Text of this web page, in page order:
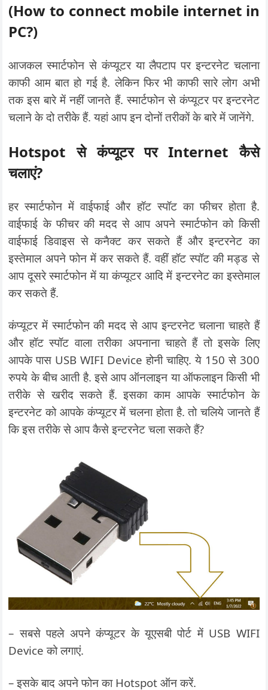
(How to connect mobile internet in
PC?)
आजकल स्मार्टफोन से कंप्यूटर या लैपटाप पर इन्टरनेट चलाना
काफी आम बात हो गई है. लेकिन फिर भी काफी सारे लोग अभी
तक इस बारे में नहीं जानते हैं. स्मार्टफोन से कंप्यूटर पर इन्टरनेट
चलाने के दो तरीके हैं. यहां आप इन दोनों तरीकों के बारे में जानेंगे.
Hotspot से कंप्यूटर पर Internet कैसे
चलाएं?
हर स्मार्टफोन में वाईफाई और हॉट स्पॉट का फीचर होता है.
वाईफाई के फीचर की मदद से आप अपने स्मार्टफोन को किसी
वाईफाई डिवाइस से कनैक्ट कर सकते हैं और इन्टरनेट का
इस्तेमाल अपने फोन में कर सकते हैं. वहीं हॉट स्पॉट की मड्ड से
आप दूसरे स्मार्टफोन में या कंप्यूटर आदि में इन्टरनेट का इस्तेमाल
कर सकते हैं.
कंप्यूटर में स्मार्टफोन की मदद से आप इन्टरनेट चलाना चाहते हैं
और हॉट स्पॉट वाला तरीका अपनाना चाहते हैं तो इसके लिए
आपके पास USB WIFI Device होनी चाहिए. ये 150 से 300
रुपये के बीच आती है. इसे आप ऑनलाइन या ऑफलाइन किसी भी
तरीके से खरीद सकते हैं. इसका काम आपके स्मार्टफोन के
इन्टरनेट को आपके कंप्यूटर में चलना होता है. तो चलिये जानते हैं
कि इस तरीके से आप कैसे इन्टरनेट चला सकते हैं?
– सबसे पहले अपने कंप्यूटर के यूएसबी पोर्ट में USB WIFI
Device को लगाएं.
– इसके बाद अपने फोन का Hotspot ऑन करें.